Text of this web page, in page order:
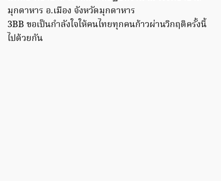
มุกดาหาร อ.เมือง จังหวัดมุกดาหาร
3BB ขอเป็นกำลังใจให้คนไทยทุกคนก้าวผ่านวิกฤติครั้งนี้
ไปด้วยกัน